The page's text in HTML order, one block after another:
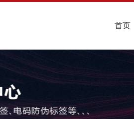
首页